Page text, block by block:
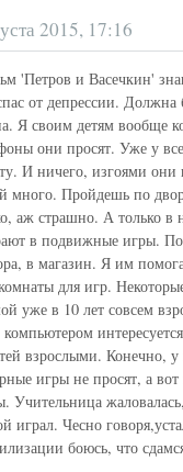
2015, 17:16
'Петров и Васечкин'
от депрессии. Должна
Я своим детям вообще
они просят. Уже у
И ничего, изгоями они
много. Пройдешь по
аж страшно. А только
в подвижные игры.
в магазин. Я им
для игр.
уже в 10 лет совсем
компьютером
взрослыми. Конечно, у
игры не просят, а вот
Учительница
играл. Чесно
боюсь, что